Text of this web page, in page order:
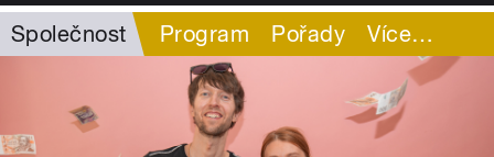
Společnost Program Pořady Více…